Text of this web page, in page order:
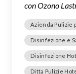
con Ozono
Azienda Pulizie
Disinfezione e
Disinfezione
Ditta Pulizie